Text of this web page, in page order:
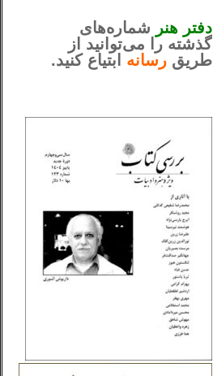
دفتر هنر شماره‌های
گذشته را می‌توانید از
طریق رسانه ابتیاع کنید.